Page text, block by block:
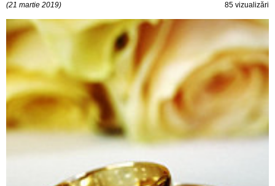
(21 martie 2019) 85 vizualizări